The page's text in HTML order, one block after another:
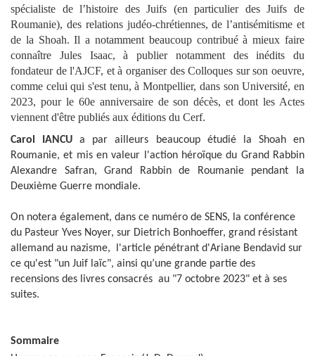
spécialiste de l’histoire des Juifs (en particulier des Juifs de
Roumanie), des relations judéo-chrétiennes, de l’antisémitisme et
de la Shoah.Il a notamment beaucoup contribué à mieux faire
connaître Jules Isaac, à publier notamment des inédits du
fondateur de l'AJCF, et à organiser des Colloques sur son oeuvre,
comme celui qui s'est tenu, à Montpellier, dans son Université, en
2023, pour le 60e anniversaire de son décès, et dont les Actes
viennent d'être publiés aux éditions du Cerf.
Carol IANCU a par ailleurs beaucoup étudié la Shoah en
Roumanie, et mis en valeur l'action héroïque du Grand Rabbin
Alexandre Safran, Grand Rabbin de Roumanie pendant la
Deuxième Guerre mondiale.
On notera également, dans ce numéro de SENS, la conférence
du Pasteur Yves Noyer, sur Dietrich Bonhoeffer, grand résistant
allemand au nazisme, l'article pénétrant d'Ariane Bendavid sur
ce qu'est "un Juif laïc", ainsi qu’une grande partie des
recensions des livres consacrés au "7 octobre 2023" et à ses
suites.
Sommaire